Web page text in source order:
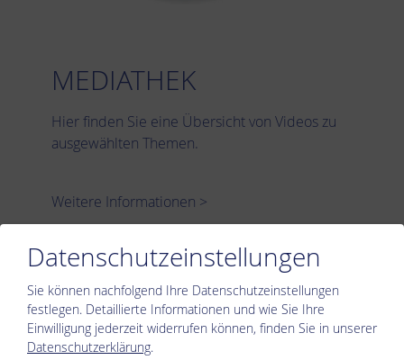
MEDIATHEK
Hier finden Sie eine Übersicht von Videos zu
ausgewählten Themen.
Weitere Informationen >
IHRE FRAGEN
Weitere Informationen >
Datenschutzeinstellungen
Sie können nachfolgend Ihre Datenschutzeinstellungen
festlegen. Detaillierte Informationen und wie Sie Ihre
Einwilligung jederzeit widerrufen können, finden Sie in unserer
Datenschutzerklärung.